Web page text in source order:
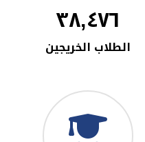
٣٨,٤٧٦
الطلاب الخريجين